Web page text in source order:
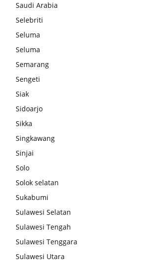
Saudi Arabia
Selebriti
Seluma
Seluma
Semarang
Sengeti
Siak
Sidoarjo
Sikka
Singkawang
Sinjai
Solo
Solok selatan
Sukabumi
Sulawesi Selatan
Sulawesi Tengah
Sulawesi Tenggara
Sulawesi Utara